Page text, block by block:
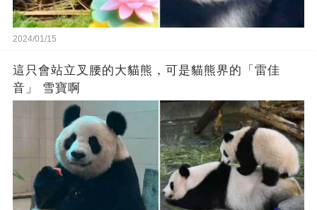
2024/01/15
這只會站立叉腰的大貓熊，可是貓熊界的「雷佳
音」 雪寶啊